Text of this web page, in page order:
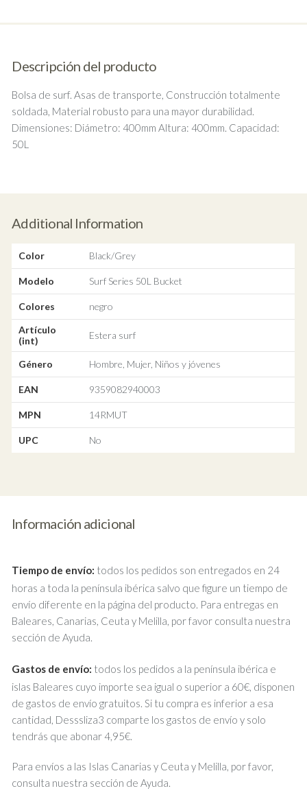
Descripción del producto
Bolsa de surf. Asas de transporte, Construcción totalmente
soldada, Material robusto para una mayor durabilidad.
Dimensiones: Diámetro: 400mm Altura: 400mm. Capacidad:
50L
Additional Information
Color Black/Grey
Modelo Surf Series 50L Bucket
Colores
negro
Artículo
(int)
Estera surf
Género Hombre, Mujer, Niños y jóvenes
EAN 9359082940003
MPN 14RMUT
UPC No
Información adicional
Tiempo de envío: todos los pedidos son entregados en 24
horas a toda la península ibérica salvo que figure un tiempo de
envío diferente en la página del producto. Para entregas en
Baleares, Canarias, Ceuta y Melilla, por favor consulta nuestra
sección de Ayuda.
Gastos de envío: todos los pedidos a la península ibérica e
islas Baleares cuyo importe sea igual o superior a 60€, disponen
de gastos de envío gratuitos. Si tu compra es inferior a esa
cantidad, Desssliza3 comparte los gastos de envío y solo
tendrás que abonar 4,95€.
Para envíos a las Islas Canarias y Ceuta y Melilla, por favor,
consulta nuestra sección de Ayuda.